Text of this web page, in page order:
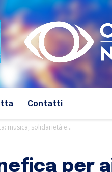
Contatti
musica, solidarietà e...
per